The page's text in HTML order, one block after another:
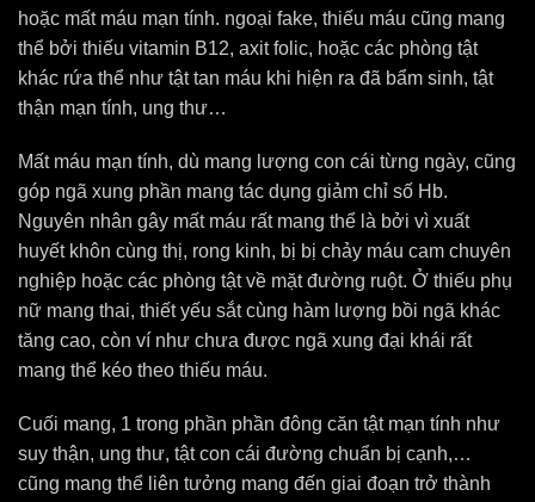
hoặc mất máu mạn tính. ngoại fake, thiếu máu cũng mang
thể bởi thiếu vitamin B12, axit folic, hoặc các phòng tật
khác rứa thể như tật tan máu khi hiện ra đã bẩm sinh, tật
thận mạn tính, ung thư…
Mất máu mạn tính, dù mang lượng con cái từng ngày, cũng
góp ngã xung phần mang tác dụng giảm chỉ số Hb.
Nguyên nhân gây mất máu rất mang thể là bởi vì xuất
huyết khôn cùng thị, rong kinh, bị bị chảy máu cam chuyên
nghiệp hoặc các phòng tật về mặt đường ruột. Ở thiếu phụ
nữ mang thai, thiết yếu sắt cùng hàm lượng bồi ngã khác
tăng cao, còn ví như chưa được ngã xung đại khái rất
mang thể kéo theo thiếu máu.
Cuối mang, 1 trong phần phần đông căn tật mạn tính như
suy thận, ung thư, tật con cái đường chuẩn bị cạnh,…
cũng mang thể liên tưởng mang đến giai đoạn trở thành